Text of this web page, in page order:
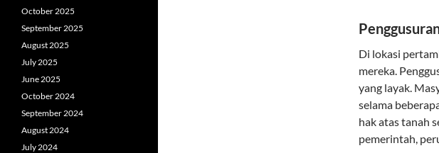
Di lokasi
mereka.
yang layak.
selama
hak atas tanah
pemerintah,
October 2025
September 2025
August 2025
July 2025
June 2025
October 2024
September 2024
August 2024
July 2024